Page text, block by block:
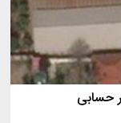
حسابی